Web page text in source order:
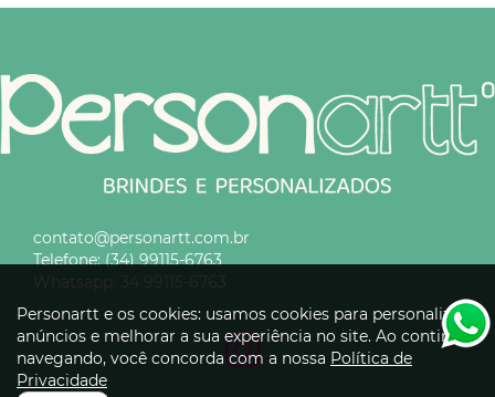
contato@personartt.com.br
Telefone:(34) 99115-6763
Whatsapp:
34 99115-6763
Personartt e os cookies: usamos cookies para personalizar
anúncios e melhorar a sua experiência no site. Ao continuar
navegando, você concorda com a nossa Política de
Privacidade